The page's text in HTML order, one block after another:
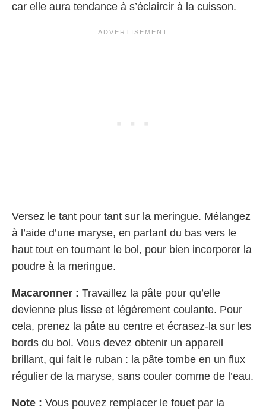
car elle aura tendance à s’éclaircir à la cuisson.
Versez le tant pour tant sur la meringue. Mélangez
à l’aide d’une maryse, en partant du bas vers le
haut tout en tournant le bol, pour bien incorporer la
poudre à la meringue.
Macaronner : Travaillez la pâte pour qu’elle
devienne plus lisse et légèrement coulante. Pour
cela, prenez la pâte au centre et écrasez-la sur les
bords du bol. Vous devez obtenir un appareil
brillant, qui fait le ruban : la pâte tombe en un flux
régulier de la maryse, sans couler comme de l’eau.
Note : Vous pouvez remplacer le fouet par la